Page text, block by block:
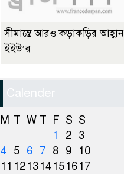
সীমান্তে আরও কড়াকড়ির আহ্বান
ইইউ’র
Calender
M T W T F S S
1
2 3
4 5 6 7 8 9
10
11 121314151617